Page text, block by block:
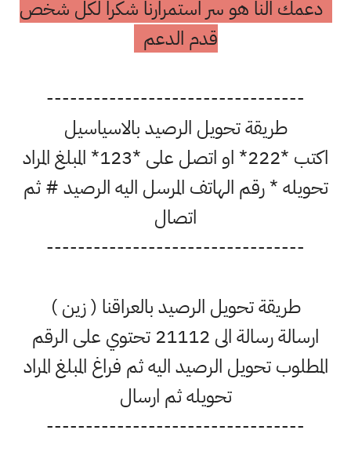
دعمك النا هو سر استمرارنا شكرا لكل شخص
قدم الدعم
---------------------------------
طريقة تحويل الرصيد بالاسياسيل
اكتب *222* او اتصل على *123* المبلغ المراد
تحويله * رقم الهاتف المرسل اليه الرصيد # ثم
اتصال
---------------------------------
طريقة تحويل الرصيد بالعراقنا ( زين )
ارسالة رسالة الى 21112 تحتوي على الرقم
المطلوب تحويل الرصيد اليه ثم فراغ المبلغ المراد
تحويله ثم ارسال
---------------------------------